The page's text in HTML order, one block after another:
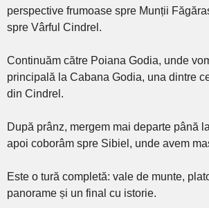
perspective frumoase spre Munții
spre Vârful Cindrel.
Continuăm către Poiana Godia, unde
principală la Cabana Godia, una dintre
din Cindrel.
După prânz, mergem mai departe până
apoi coborâm spre Sibiel, unde avem
Este o tură completă: vale de munte,
panorame și un final cu istorie.